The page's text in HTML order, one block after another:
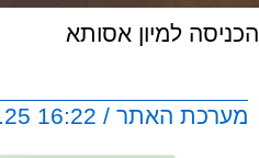
הכניסה למיון אסותא
מערכת האתר / 16:22 25.11.25